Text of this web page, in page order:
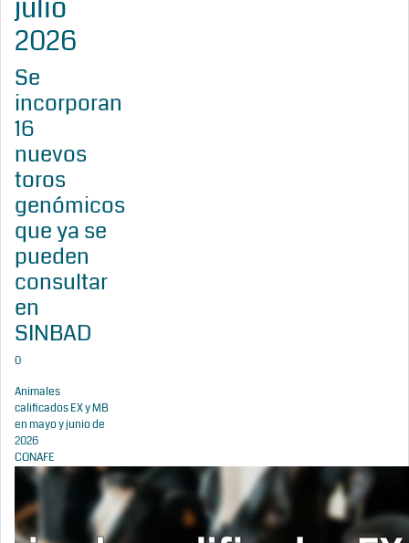
julio
2026
Se
incorporan
16
nuevos
toros
genómicos
que ya se
pueden
consultar
en
SINBAD
0
Animales
calificados EX y MB
en mayo y junio de
2026
CONAFE